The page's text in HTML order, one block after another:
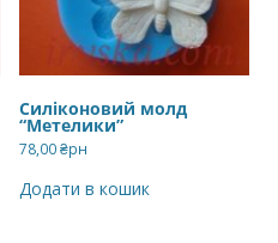
Силіконовий молд
“Метелики”
78,00₴рн
Додати в кошик